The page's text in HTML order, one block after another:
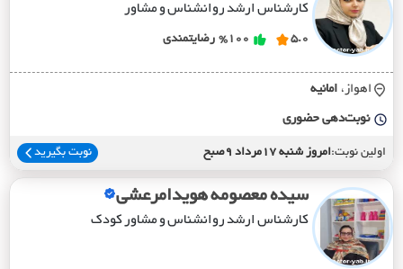
کارشناس ارشد روانشناس و مشاور
5.0
%100 رضایتمندی
اهواز، امانيه
نوبت‌دهی حضوری
اولین نوبت:امروز شنبه 17مرداد 9صبح نوبت بگیرید
سیده معصومه هویدامرعشی
کارشناس ارشد روانشناس و مشاور کودک